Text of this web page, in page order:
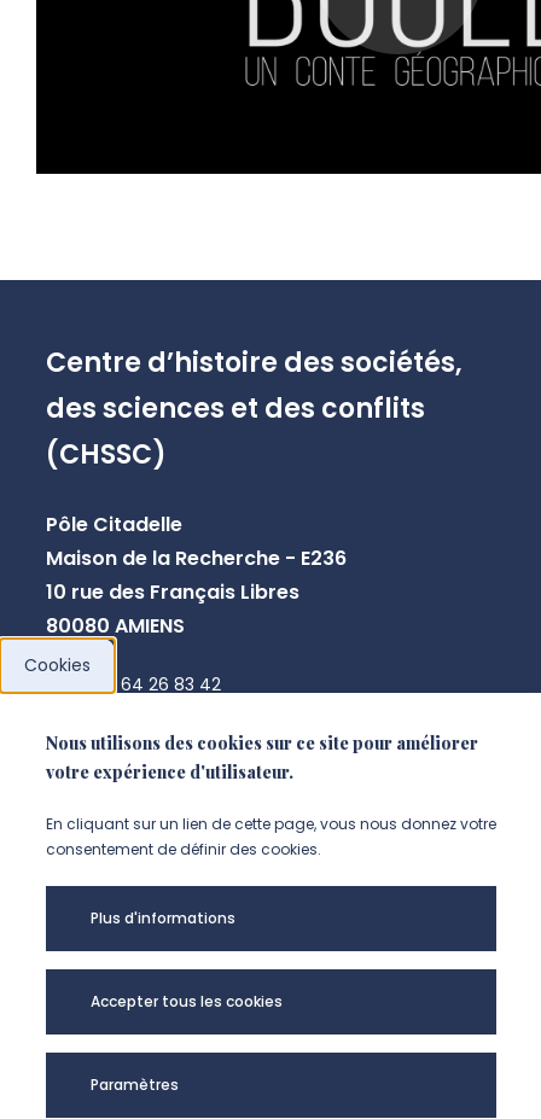
Centre d’histoire des sociétés,
des sciences et des conflits
(CHSSC)
Pôle Citadelle
Maison de la Recherche - E236
10 rue des Français Libres
80080 AMIENS
+33 3 64 26 83 42
NOUS CONTACTER
Cookies
Nous utilisons des cookies sur ce site pour améliorer
votre expérience d'utilisateur.
En cliquant sur un lien de cette page, vous nous donnez votre
consentement de définir des cookies.
Plus d'informations
Accepter tous les cookies
Paramètres